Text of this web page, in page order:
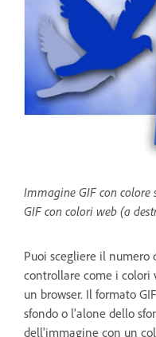
Immagine GIF con
GIF con colori web (a
Puoi scegliere il
controllare come i colori
un browser. Il formato
sfondo o l'alone dello
dell'immagine con un